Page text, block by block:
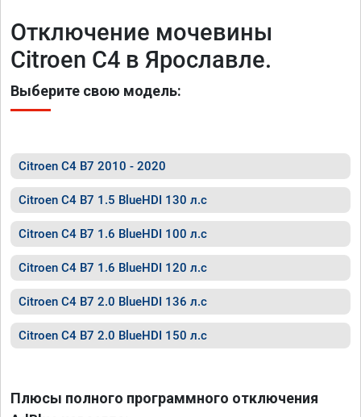
Отключение мочевины
Citroen C4 в Ярославле.
Выберите свою модель:
Citroen C4 B7 2010 - 2020
Citroen C4 B7 1.5 BlueHDI 130 л.с
Citroen C4 B7 1.6 BlueHDI 100 л.с
Citroen C4 B7 1.6 BlueHDI 120 л.с
Citroen C4 B7 2.0 BlueHDI 136 л.с
Citroen C4 B7 2.0 BlueHDI 150 л.с
Плюсы полного программного отключения